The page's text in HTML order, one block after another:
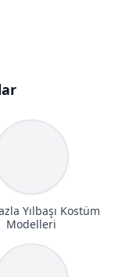
Yılbaşı Kostüm
Modelleri